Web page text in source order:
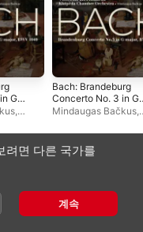
G
- ,
Bach: Brandeburg
Concerto No. 3 in G
Major, BWV 1048 -
Mindaugas Bačkus,
Klaipėda Chamber
Orchestra
려면 다른 국가를
계속